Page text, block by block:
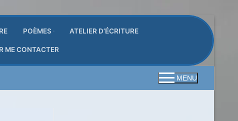
POÈMES ATELIER D’ÉCRITURE
ME CONTACTER
MENU